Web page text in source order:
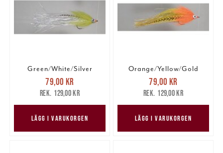
Green/White/Silver
Nuvarande pris
79,00 krTidigare pris
129,00 kr
79,00 kr
129,00 kr
LÄGG I VARUKORGEN
Orange/Yellow/Gold
Nuvarande pris
79,00 krTidigare pris
129,00 kr
79,00 kr
129,00 kr
LÄGG I VARUKORGEN